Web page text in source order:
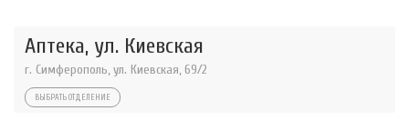
Аптека, ул. Киевская
г. Симферополь, ул. Киевская, 69/2
ВЫБРАТЬ ОТДЕЛЕНИЕ